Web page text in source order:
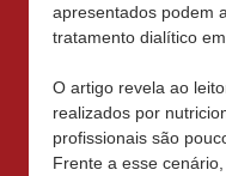
apresentados podem
tratamento dialítico
O artigo revela ao
realizados por
profissionais são
Frente a esse